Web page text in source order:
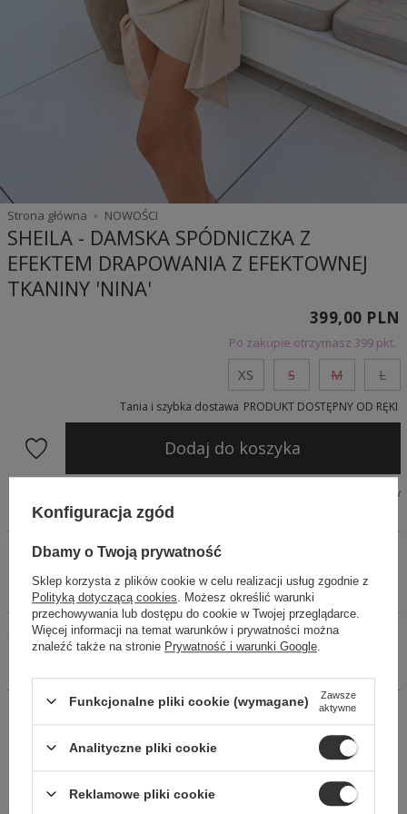
Strona główna NOWOŚCI
SHEILA - DAMSKA SPÓDNICZKA Z
EFEKTEM DRAPOWANIA Z EFEKTOWNEJ
TKANINY 'NINA'
Po zakupie otrzymasz 399 pkt.
399,00 PLN
Tabela wymiarów
XS S M L
Dodaj do koszyka
Szybkie zakupy
Tania i szybka dostawa PRODUKT DOSTĘPNY OD RĘKI
Dopasowana mini z drapowaniem. Charakteryzują ją zakładki
na wysokości biode. Z tyłu kryty zamek.
Kup Teraz, zapłać za 30 dni
Konfiguracja zgód
Dbamy o Twoją prywatność
Sklep korzysta z plików cookie w celu realizacji usług zgodnie z
Polityką dotyczącą cookies . Możesz określić warunki
przechowywania lub dostępu do cookie w Twojej przeglądarce.
Więcej informacji na temat warunków i prywatności można
znaleźć także na stronie Prywatność i warunki Google
Funkcjonalne pliki cookie (wymagane)
Zawsze
aktywne
Analityczne pliki cookie
Reklamowe pliki cookie